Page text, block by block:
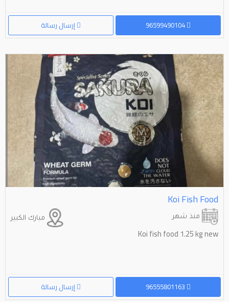
إرسال رسالة
Koi Fish Food
مبارك الكبير منذ شهر
Koi fish food 1.25 kg new
إرسال رسالة